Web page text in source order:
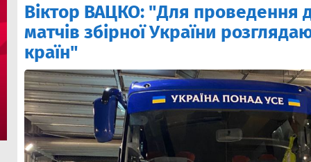
Віктор ВАЦКО: "Для проведення
матчів збірної України
країн"